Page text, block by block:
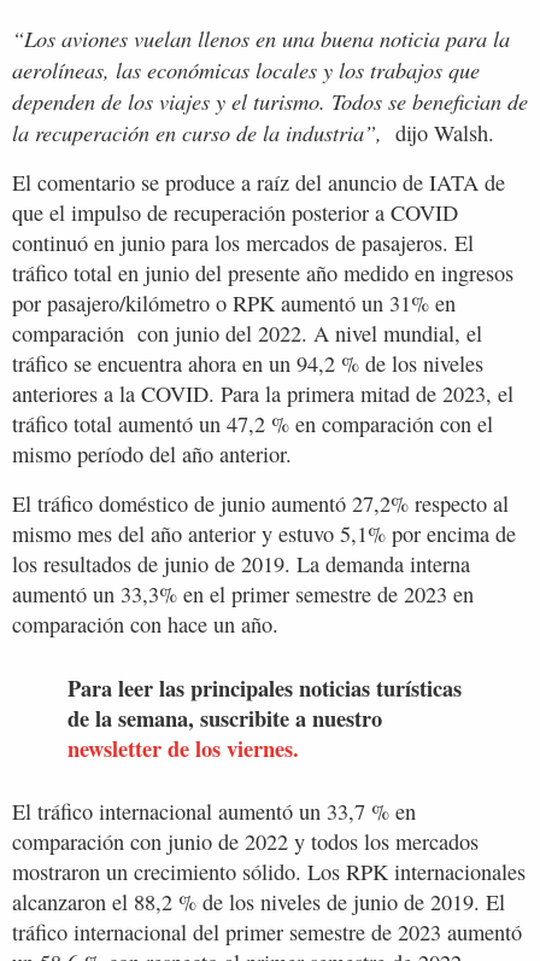
“Los aviones vuelan llenos en una buena noticia para la
aerolíneas, las económicas locales y los trabajos que
dependen de los viajes y el turismo. Todos se benefician de
la recuperación en curso de la industria”, dijo Walsh.
El comentario se produce a raíz del anuncio de IATA de
que el impulso de recuperación posterior a COVID
continuó en junio para los mercados de pasajeros. El
tráfico total en junio del presente año medido en ingresos
por pasajero/kilómetro o RPK aumentó un 31% en
comparación con junio del 2022. A nivel mundial, el
tráfico se encuentra ahora en un 94,2 % de los niveles
anteriores a la COVID. Para la primera mitad de 2023, el
tráfico total aumentó un 47,2 % en comparación con el
mismo período del año anterior.
El tráfico doméstico de junio aumentó 27,2% respecto al
mismo mes del año anterior y estuvo 5,1% por encima de
los resultados de junio de 2019. La demanda interna
aumentó un 33,3% en el primer semestre de 2023 en
comparación con hace un año.
Para leer las principales noticias turísticas
de la semana, suscribite a nuestro
newsletter de los viernes.
El tráfico internacional aumentó un 33,7 % en
comparación con junio de 2022 y todos los mercados
mostraron un crecimiento sólido. Los RPK internacionales
alcanzaron el 88,2 % de los niveles de junio de 2019. El
tráfico internacional del primer semestre de 2023 aumentó